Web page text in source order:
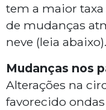
tem a maior
de mudanças
neve (leia abaixo).
Mudanças nos
Alterações na
favorecido